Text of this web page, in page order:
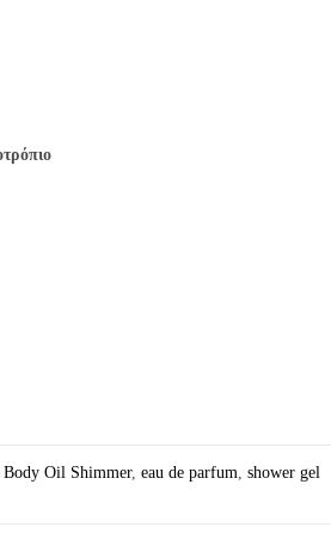
Body Oil Shimmer, eau de parfum, shower gel